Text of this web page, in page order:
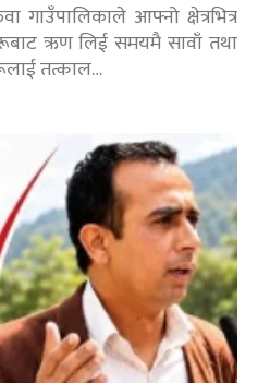
गाउँपालिकाले आफ्नो क्षेत्रभित्र
ऋण लिई समयमै सावाँ तथा
तत्काल…